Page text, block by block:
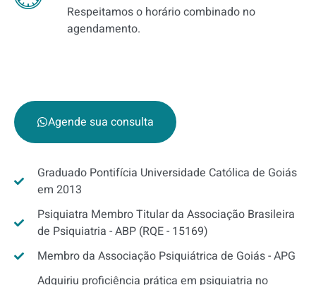
Respeitamos o horário combinado no
agendamento.
Agende sua consulta
Graduado Pontifícia Universidade Católica de Goiás
em 2013
Psiquiatra Membro Titular da Associação Brasileira
de Psiquiatria - ABP (RQE - 15169)
Membro da Associação Psiquiátrica de Goiás - APG
Adquiriu proficiência prática em psiquiatria no